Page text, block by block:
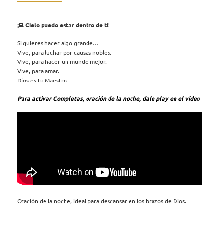
¡El Cielo puedo estar dentro de ti!
Si quieres hacer algo grande…
Vive, para luchar por causas nobles.
Vive, para hacer un mundo mejor.
Vive, para amar.
Dios es tu Maestro.
Para activar Completas, oración de la noche, dale play en el video
Oración de la noche, ideal para descansar en los brazos de Dios.